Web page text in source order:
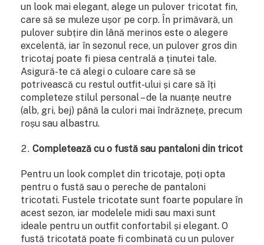
un look mai elegant, alege un pulover tricotat fin,
care să se muleze ușor pe corp. În primăvară, un
pulover subțire din lână merinos este o alegere
excelentă, iar în sezonul rece, un pulover gros din
tricotaj poate fi piesa centrală a ținutei tale.
Asigură-te că alegi o culoare care să se
potrivească cu restul outfit-ului și care să îți
completeze stilul personal – de la nuanțe neutre
(alb, gri, bej) până la culori mai îndrăznețe, precum
roșu sau albastru.
Completează cu o fustă sau pantaloni din tricot
Pentru un look complet din tricotaje, poți opta
pentru o fustă sau o pereche de pantaloni
tricotati. Fustele tricotate sunt foarte populare în
acest sezon, iar modelele midi sau maxi sunt
ideale pentru un outfit confortabil și elegant. O
fustă tricotată poate fi combinată cu un pulover